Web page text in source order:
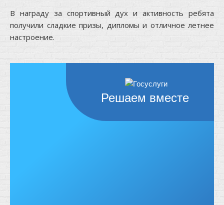
В награду за спортивный дух и активность ребята
получили сладкие призы, дипломы и отличное летнее
настроение.
Решаем вместе